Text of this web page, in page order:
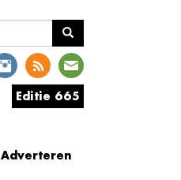
Editie 665
Adverteren